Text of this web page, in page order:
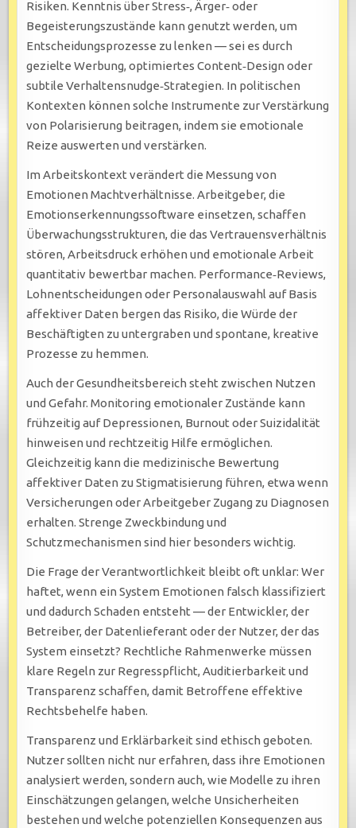
Risiken. Kenntnis über Stress‑, Ärger‑ oder
Begeisterungszustände kann genutzt werden, um
Entscheidungsprozesse zu lenken — sei es durch
gezielte Werbung, optimiertes Content‑Design oder
subtile Verhaltensnudge‑Strategien. In politischen
Kontexten können solche Instrumente zur Verstärkung
von Polarisierung beitragen, indem sie emotionale
Reize auswerten und verstärken.
Im Arbeitskontext verändert die Messung von
Emotionen Machtverhältnisse. Arbeitgeber, die
Emotionserkennungssoftware einsetzen, schaffen
Überwachungsstrukturen, die das Vertrauensverhältnis
stören, Arbeitsdruck erhöhen und emotionale Arbeit
quantitativ bewertbar machen. Performance‑Reviews,
Lohnentscheidungen oder Personalauswahl auf Basis
affektiver Daten bergen das Risiko, die Würde der
Beschäftigten zu untergraben und spontane, kreative
Prozesse zu hemmen.
Auch der Gesundheitsbereich steht zwischen Nutzen
und Gefahr. Monitoring emotionaler Zustände kann
frühzeitig auf Depressionen, Burnout oder Suizidalität
hinweisen und rechtzeitig Hilfe ermöglichen.
Gleichzeitig kann die medizinische Bewertung
affektiver Daten zu Stigmatisierung führen, etwa wenn
Versicherungen oder Arbeitgeber Zugang zu Diagnosen
erhalten. Strenge Zweckbindung und
Schutzmechanismen sind hier besonders wichtig.
Die Frage der Verantwortlichkeit bleibt oft unklar: Wer
haftet, wenn ein System Emotionen falsch klassifiziert
und dadurch Schaden entsteht — der Entwickler, der
Betreiber, der Datenlieferant oder der Nutzer, der das
System einsetzt? Rechtliche Rahmenwerke müssen
klare Regeln zur Regresspflicht, Auditierbarkeit und
Transparenz schaffen, damit Betroffene effektive
Rechtsbehelfe haben.
Transparenz und Erklärbarkeit sind ethisch geboten.
Nutzer sollten nicht nur erfahren, dass ihre Emotionen
analysiert werden, sondern auch, wie Modelle zu ihren
Einschätzungen gelangen, welche Unsicherheiten
bestehen und welche potenziellen Konsequenzen aus